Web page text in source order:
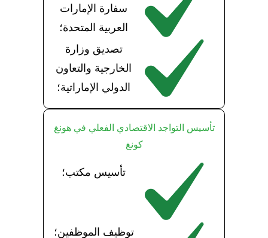
سفارة الإمارات
العربية المتحدة؛
تصديق وزارة
الخارجية والتعاون
الدولي الإماراتية؛
تأسيس التواجد الاقتصادي الفعلي في هونغ
كونغ
تأسيس مكتب؛
توظيف الموظفين؛